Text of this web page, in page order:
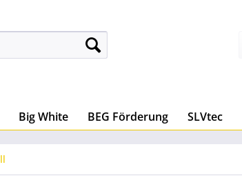
Big White BEG Förderung SLVtec